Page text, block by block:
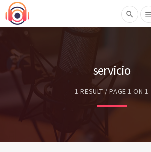
search
servicio
1 RESULT / PAGE 1 ON 1